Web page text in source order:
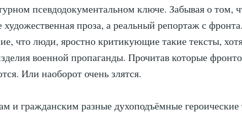
псевдодокументальном ключе. Забывая о том,
художественная проза, а реальный репортаж с
что люди, яростно критикующие такие тексты,
военной пропаганды. Прочитав которые
Или наоборот очень злятся.
и гражданским разные духоподъёмные героические